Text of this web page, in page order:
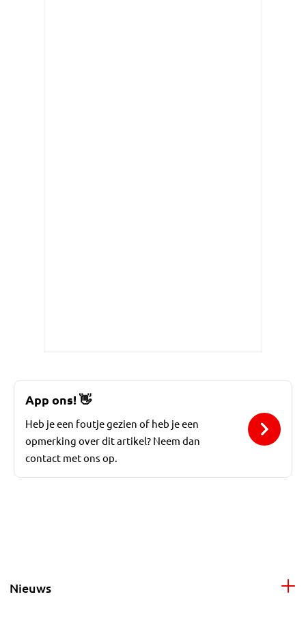
App ons!👋
Heb je een foutje gezien of heb je een
opmerking over dit artikel? Neem dan
contact met ons op.
Nieuws